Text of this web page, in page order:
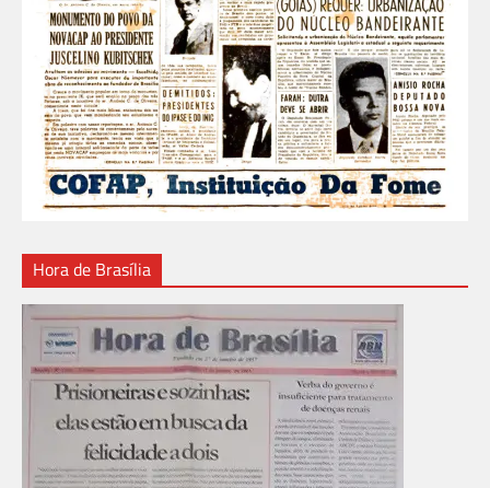
Hora de Brasília